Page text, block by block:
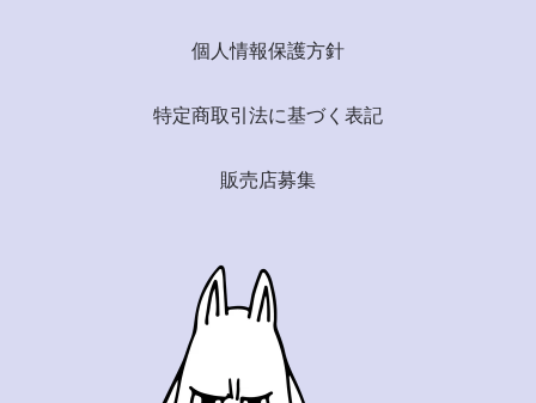
個人情報保護方針
特定商取引法に基づく表記
販売店募集